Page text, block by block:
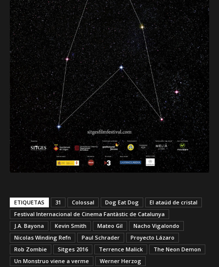
ETIQUETAS 31 Colossal Dog Eat Dog
El ataúd de cristal
Festival Internacional de Cinema Fantàstic de Catalunya
J.A. Bayona
Kevin Smith Mateo Gil
Nacho Vigalondo
Nicolas Winding Refn
Paul Schrader
Proyecto Lázaro
Rob Zombie
Sitges 2016 Terrence Malick
The Neon Demon
Un Monstruo viene a verme
Werner Herzog